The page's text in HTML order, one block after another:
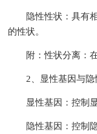
隐性性状：具有相
的性状。
附：性状分离：在
2、显性基因与隐
显性基因：控制显
隐性基因：控制隐